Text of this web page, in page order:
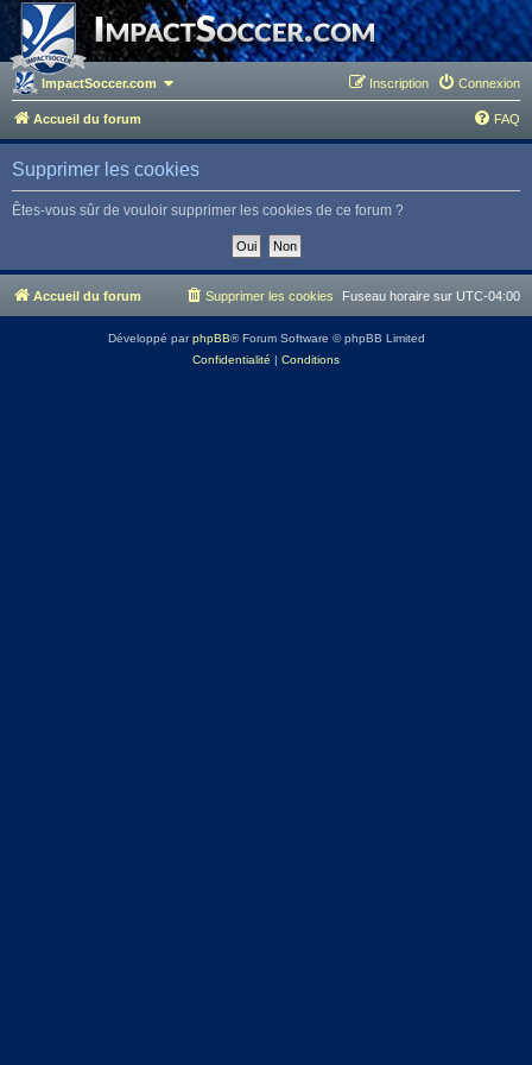
ImpactSoccer.com Connexion
Inscription
Accueil du forum FAQ
Supprimer les cookies
Êtes-vous sûr de vouloir supprimer les cookies de ce forum ?
Accueil du forum Fuseau horaire sur UTC-04:00
Supprimer les cookies
Développé parphpBB® Forum Software © phpBB Limited
Confidentialité | Conditions